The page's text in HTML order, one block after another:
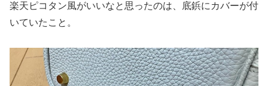
楽天ピコタン風がいいなと思ったのは、底鋲にカバーが付
いていたこと。